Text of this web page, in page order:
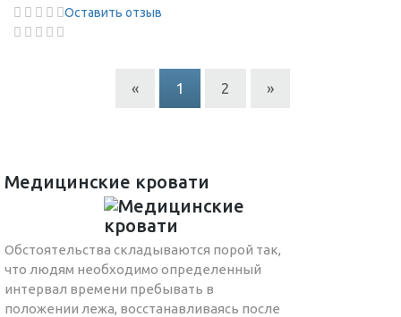
Оставить отзыв
« 1 2 »
Медицинские кровати
Обстоятельства складываются порой так,
что людям необходимо определенный
интервал времени пребывать в
положении лежа, восстанавливаясь после